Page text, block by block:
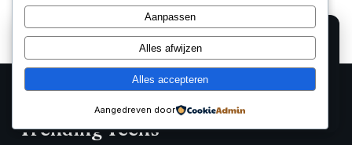
Trending Techs
We gebruiken cookies voor analyse en om onze
affiliate partners (Bol.com, Amazon) hun verkopen te
laten meten. Lees onsprivacy beleid.
Alleen functioneel
Aanpassen
Alles afwijzen
Alles accepteren
Aangedreven door